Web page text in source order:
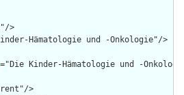
>
Hämatologie und -Onkologie"/>
="Die Kinder-Hämatologie und -
>